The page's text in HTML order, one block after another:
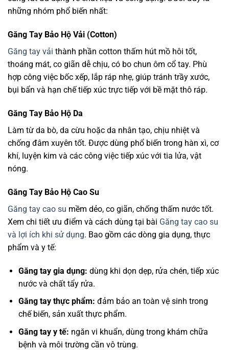
những nhóm phổ biến nhất:
Găng Tay Bảo Hộ Vải (Cotton)
Găng tay vải thành phần cotton thấm hút mồ hôi tốt,
thoáng mát, co giãn dễ chịu, có bo chun ôm cổ tay. Phù
hợp công việc bốc xếp, lắp ráp nhẹ, giúp tránh trầy xước,
bụi bẩn và hạn chế tiếp xúc trực tiếp với bề mặt thô ráp.
Găng Tay Bảo Hộ Da
Làm từ da bò, da cừu hoặc da nhân tạo, chịu nhiệt và
chống đâm xuyên tốt. Được dùng phổ biến trong hàn xì, cơ
khí, luyện kim và các công việc tiếp xúc với tia lửa, vật
nóng.
Găng Tay Bảo Hộ Cao Su
Găng tay cao su mềm dẻo, co giãn, chống thấm nước tốt.
Xem chi tiết ưu điểm và cách dùng tại bài Găng tay cao su
và lợi ích khi sử dụng. Bao gồm các dòng gia dụng, thực
phẩm và y tế:
Găng tay gia dụng: dùng khi dọn dẹp, rửa chén, tiếp xúc
nước và chất tẩy rửa.
Găng tay thực phẩm: đảm bảo an toàn vệ sinh trong
chế biến, sản xuất thực phẩm.
Găng tay y tế: ngăn vi khuẩn, dùng trong khám chữa
bệnh và môi trường cần vô trùng.